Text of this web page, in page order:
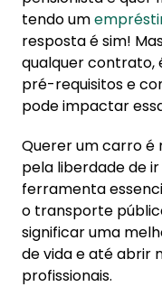
consignado
2. Cenário do
2025
3. Como é feita a
3.1. Principais
4. Como o
financiamento
4.1. Redução
4.2. Influência
tendo um
resposta é sim!
qualquer contrato,
pré-requisitos e
pode impactar
Querer um carro é
pela liberdade de
ferramenta
o transporte
significar uma
de vida e até abrir
profissionais.